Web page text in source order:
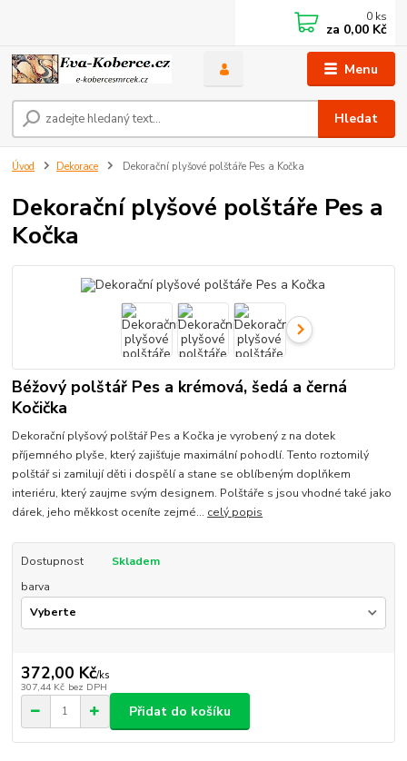
Menu
Hledat
0 ks
za 0,00 Kč
Úvod Dekorace Dekorační plyšové polštáře Pes a Kočka
Dekorační plyšové polštáře Pes a
Kočka
Béžový polštář Pes a krémová, šedá a černá
Kočička
Dekorační plyšový polštář Pes a Kočka je vyrobený z na dotek
příjemného plyše, který zajišťuje maximální pohodlí. Tento roztomilý
polštář si zamilují děti i dospělí a stane se oblíbeným doplňkem
interiéru, který zaujme svým designem. Polštáře s jsou vhodné také jako
dárek, jeho měkkost oceníte zejmé... celý popis
Dostupnost
Skladem
barva
372,00 Kč/ks
307,44 Kč bez DPH
Přidat do košíku